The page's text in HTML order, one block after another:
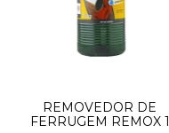
REMOVEDOR DE
FERRUGEM REMOX 1